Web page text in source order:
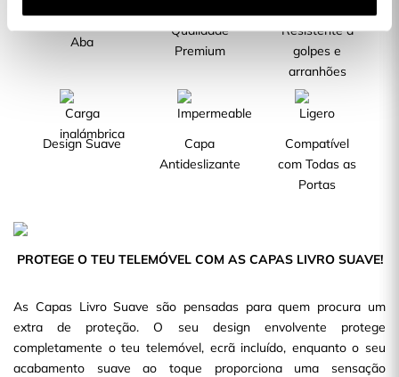
Capas com
Aba
Qualidade
Premium
Resistente a
golpes e
arranhões
Design Suave
Capa
Antideslizante
Compatível
com Todas as
Portas
PROTEGE O TEU TELEMÓVEL COM AS CAPAS LIVRO SUAVE!
As Capas Livro Suave são pensadas para quem procura um
extra de proteção. O seu design envolvente protege
completamente o teu telemóvel, ecrã incluído, enquanto o seu
acabamento suave ao toque proporciona uma sensação